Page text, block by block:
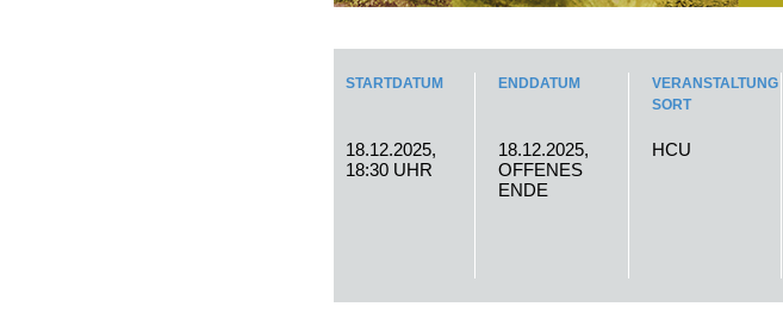
STARTDATUM
18.12.2025,
18:30 UHR
ENDDATUM
18.12.2025,
OFFENES
ENDE
VERANSTALTUNG
SORT
HCU